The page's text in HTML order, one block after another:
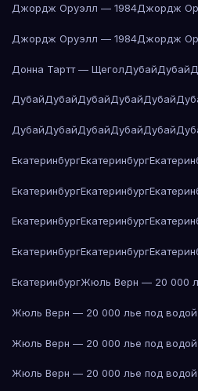
Джордж Оруэлл — 1984Джордж
Джордж Оруэлл — 1984Джордж
Донна Тартт — ЩеголДубайДубай
ДубайДубайДубайДубайДубай
ДубайДубайДубайДубайДубай
ЕкатеринбургЕкатеринбург
ЕкатеринбургЕкатеринбург
ЕкатеринбургЕкатеринбург
ЕкатеринбургЕкатеринбург
ЕкатеринбургЖюль Верн — 20 000
Жюль Верн — 20 000 лье под водой
Жюль Верн — 20 000 лье под водой
Жюль Верн — 20 000 лье под водой